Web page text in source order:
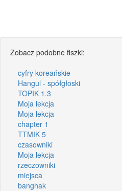
Zobacz podobne fiszki:
cyfry koreańskie
Hangul - spółgłoski
TOPIK 1.3
Moja lekcja
Moja lekcja
chapter 1
TTMIK 5
czasowniki
Moja lekcja
rzeczowniki
miejsca
banghak